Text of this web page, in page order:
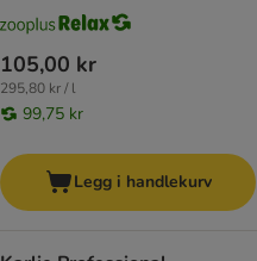
105,00 kr
295,80 kr / l
99,75 kr
Legg i handlekurv